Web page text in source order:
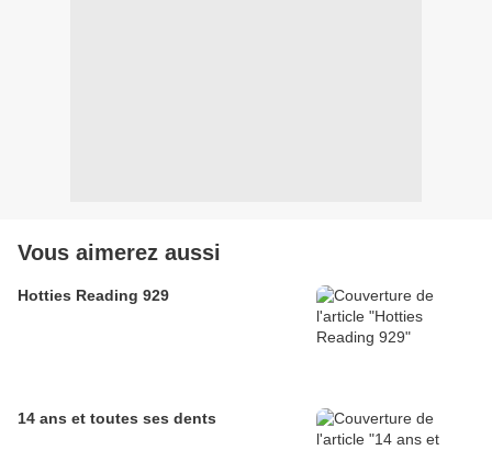
Vous aimerez aussi
Hotties Reading 929
14 ans et toutes ses dents